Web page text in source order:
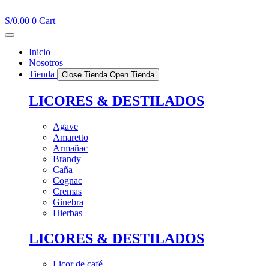
al
contenido
S/0.00 0 Cart
Inicio
Nosotros
Tienda
Close Tienda Open Tienda
LICORES & DESTILADOS
Agave
Amaretto
Armañac
Brandy
Caña
Cognac
Cremas
Ginebra
Hierbas
LICORES & DESTILADOS
Licor de café